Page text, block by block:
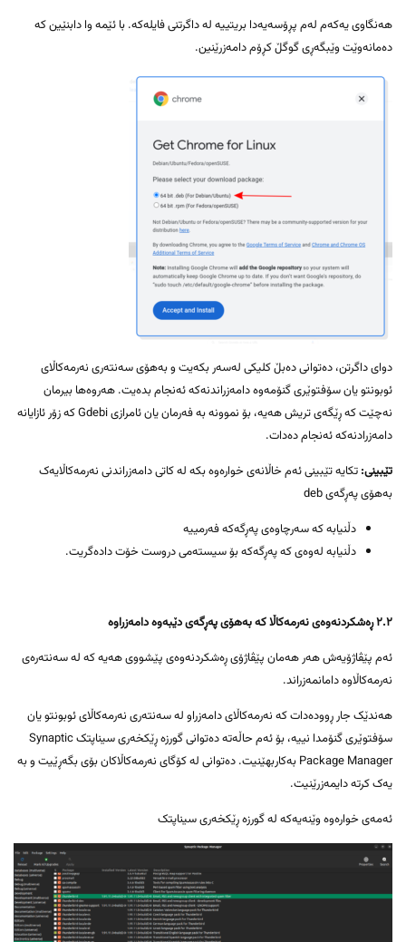
هەنگاوی یەکەم لەم پڕۆسەیەدا بریتییە لە داگرتنی فایلەکە. با ئێمە وا دابنێین کە
دەمانەوێت وێبگەڕی گوگڵ کڕۆم دامەزرێنین.
دوای داگرتن، دەتوانی دەبڵ کلیکی لەسەر بکەیت و بەهۆی سەنتەری نەرمەکاڵای
ئوبونتو یان سۆفتوێری گنۆمەوە دامەزراندنەکە ئەنجام بدەیت. هەروەها بیرمان
نەچێت کە ڕێگەی تریش هەیە، بۆ نموونە بە فەرمان یان ئامرازی Gdebi کە زۆر ئازایانە
دامەزرادنەکە ئەنجام دەدات.
تێبینی:تکایە تێبینی ئەم خاڵانەی خوارەوە بکە لە کاتی دامەزراندنی نەرمەکاڵایەک
بەهۆی پەڕگەی deb
دڵنیابە کە سەرچاوەی پەڕگەکە فەرمییە
دڵنیابە لەوەی کە پەڕگەکە بۆ سیستەمی دروست خۆت دادەگریت.
٢.٢ ڕەشکردنەوەی نەرمەکاڵا کە بەهۆی پەڕگەی دێبەوە دامەزراوە
ئەم پێڤاژۆیەش هەر هەمان پێڤاژۆی ڕەشکردنەوەی پێشووی هەیە کە لە سەنتەرەی
نەرمەکاڵاوە دامانمەزراند.
هەندێک جار ڕوودەدات کە نەرمەکاڵای دامەزراو لە سەنتەری نەرمەکاڵای ئوبونتو یان
سۆفتوێری گنۆمدا نییە، بۆ ئەم حاڵەتە دەتوانی گورزە ڕێکخەری سیناپتک Synaptic
Package Manager بەکاربهێنیت. دەتوانی لە کۆگای نەرمەکاڵاکان بۆی بگەڕێیت و بە
یەک کرتە دایمەزرێنیت.
ئەمەی خوارەوە وێنەیەکە لە گورزە ڕێکخەری سیناپتک